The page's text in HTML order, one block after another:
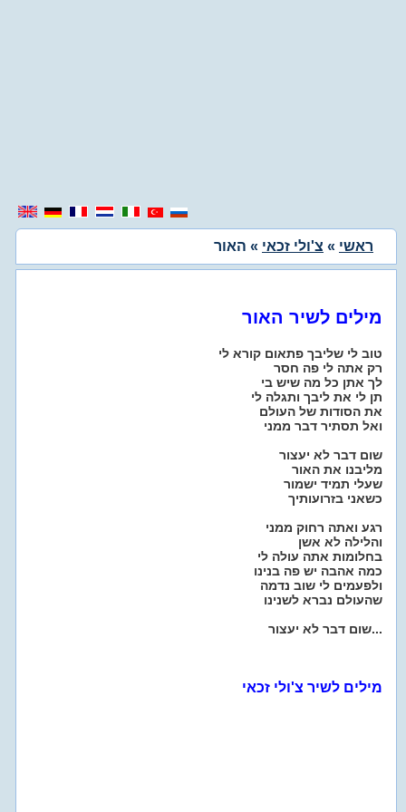
ראשי » צ'ולי זכאי » האור
מילים לשיר האור
טוב לי שליבך פתאום קורא לי
רק אתה לי פה חסר
לך אתן כל מה שיש בי
תן לי את ליבך ותגלה לי
את הסודות של העולם
ואל תסתיר דבר ממני
שום דבר לא יעצור
מליבנו את האור
שעלי תמיד ישמור
כשאני בזרועותיך
רגע ואתה רחוק ממני
והלילה לא אשן
בחלומות אתה עולה לי
כמה אהבה יש פה בנינו
ולפעמים לי שוב נדמה
שהעולם נברא לשנינו
שום דבר לא יעצור...
מילים לשיר צ'ולי זכאי